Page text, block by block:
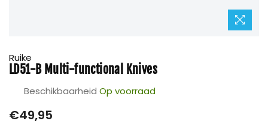
Ruike
LD51-B Multi-functional Knives
Beschikbaarheid Op voorraad
Prijs
€49,95